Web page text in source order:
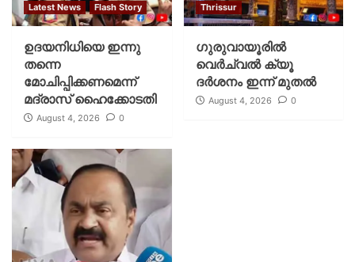
Latest News Flash Story
ഉദയനിധിയെ ഇന്നു
തന്നെ
മോചിപ്പിക്കണമെന്ന്
മദ്രാസ് ഹൈക്കോടതി
August 4, 2026 0
Thrissur
ഗുരുവായൂരില്‍
വെര്‍ച്വല്‍ ക്യൂ
ദര്‍ശനം ഇന്ന് മുതല്‍
August 4, 2026 0